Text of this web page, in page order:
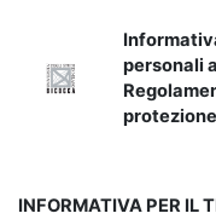
personali
INFORMATIVA PER IL